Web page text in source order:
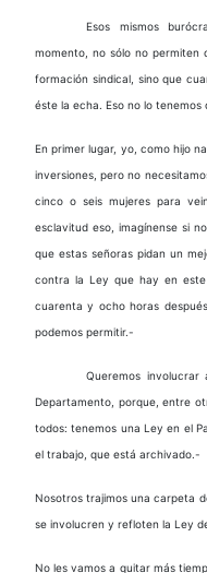
Esos mismos
momento, no sólo no permiten
formación sindical, sino que
éste la echa. Eso no lo tenemos
En primer lugar, yo, como hijo
inversiones, pero no
cinco o seis mujeres para
esclavitud eso, imagínense si
que estas señoras pidan un
contra la Ley que hay en
cuarenta y ocho horas
podemos permitir.-
Queremos
Departamento, porque, entre
todos: tenemos una Ley en el
el trabajo, que está archivado.-
Nosotros trajimos una carpeta
se involucren y refloten la Ley
No les vamos a quitar más